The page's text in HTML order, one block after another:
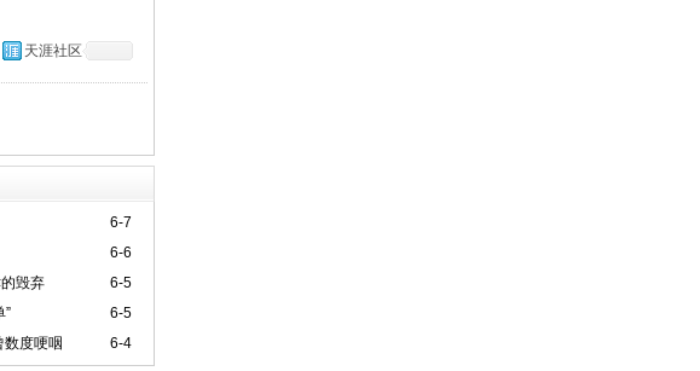
天涯社区
6-7
6-6
6-5
毁弃
6-5
”
6-4
数度哽咽